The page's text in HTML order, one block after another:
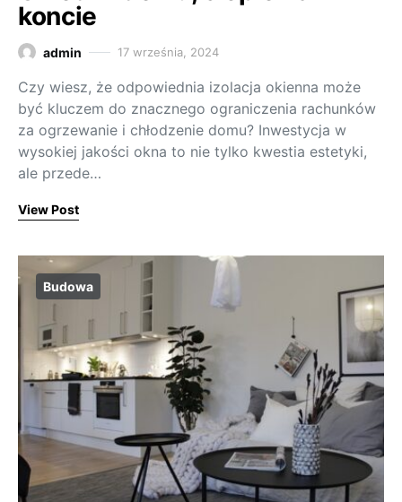
koncie
admin 17 września, 2024
Czy wiesz, że odpowiednia izolacja okienna może
być kluczem do znacznego ograniczenia rachunków
za ogrzewanie i chłodzenie domu? Inwestycja w
wysokiej jakości okna to nie tylko kwestia estetyki,
ale przede…
View Post
Budowa